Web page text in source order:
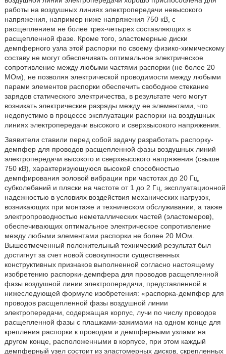
работы на воздушных линиях электропередачи невысокого
напряжения, например ниже напряжения 750 кВ, с
расщеплением не более трех-четырех составляющих в
расщепленной фазе. Кроме того, эластомерные диски
демпферного узла этой распорки по своему физико-химическому
составу не могут обеспечивать оптимальное электрическое
сопротивление между любыми частями распорки (не более 20
МОм), не позволяя электрической проводимости между любыми
парами элементов распорки обеспечить свободное стекание
зарядов статического электричества, в результате чего могут
возникать электрические разряды между ее элементами, что
недопустимо в процессе эксплуатации распорки на воздушных
линиях электропередачи высокого и сверхвысокого напряжения.
Заявители ставили перед собой задачу разработать распорку-
демпфер для проводов расщепленной фазы воздушных линий
электропередачи высокого и сверхвысокого напряжения (свыше
750 кВ), характеризующуюся высокой способностью
демпфирования эоловой вибрации при частотах до 20 Гц,
субколебаний и пляски на частоте от 1 до 2 Гц, эксплуатационной
надежностью в условиях воздействия механических нагрузок,
возникающих при монтаже и техническом обслуживании, а также
электропроводностью неметаллических частей (эластомеров),
обеспечивающих оптимальное электрическое сопротивление
между любыми элементами распорки не более 20 МОм.
Вышеотмеченный положительный технический результат был
достигнут за счет новой совокупности существенных
конструктивных признаков выполненной согласно настоящему
изобретению распорки-демпфера для проводов расщепленной
фазы воздушной линии электропередачи, представленной в
нижеследующей формуле изобретения: «распорка-демпфер для
проводов расщепленной фазы воздушной линии
электропередачи, содержащая корпус, лучи по числу проводов
расщепленной фазы с плашками-зажимами на одном конце для
крепления распорки к проводам и демпферными узлами на
другом конце, расположенными в корпусе, при этом каждый
демпферный узел состоит из эластомерных дисков, скрепленных